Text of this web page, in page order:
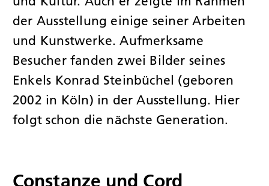
der Ausstellung einige seiner Arbeiten
und Kunstwerke. Aufmerksame
Besucher fanden zwei Bilder seines
Enkels Konrad Steinbüchel (geboren
2002 in Köln) in der Ausstellung. Hier
folgt schon die nächste Generation.
Constanze und Cord